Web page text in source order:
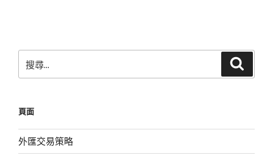
尋
字:
頁面
外匯交易策略